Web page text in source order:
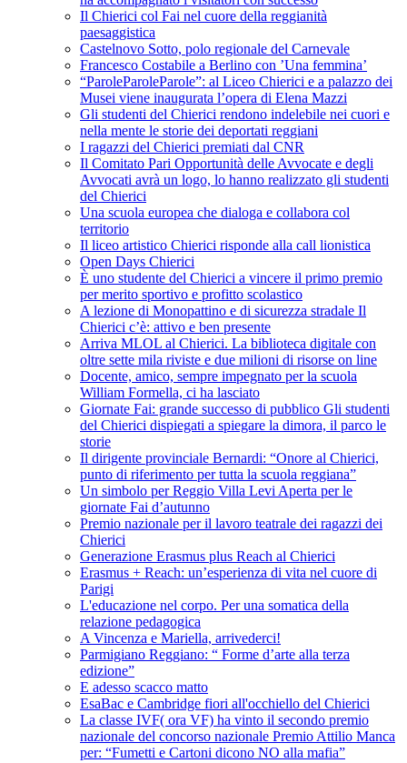
Il Chierici col Fai nel cuore della reggianità
paesaggistica
Castelnovo Sotto, polo regionale del Carnevale
Francesco Costabile a Berlino con ’Una femmina’
“ParoleParoleParole”: al Liceo Chierici e a palazzo dei
Musei viene inaugurata l’opera di Elena Mazzi
Gli studenti del Chierici rendono indelebile nei cuori e
nella mente le storie dei deportati reggiani
I ragazzi del Chierici premiati dal CNR
Il Comitato Pari Opportunità delle Avvocate e degli
Avvocati avrà un logo, lo hanno realizzato gli studenti
del Chierici
Una scuola europea che dialoga e collabora col
territorio
Il liceo artistico Chierici risponde alla call lionistica
Open Days Chierici
È uno studente del Chierici a vincere il primo premio
per merito sportivo e profitto scolastico
A lezione di Monopattino e di sicurezza stradale Il
Chierici c’è: attivo e ben presente
Arriva MLOL al Chierici. La biblioteca digitale con
oltre sette mila riviste e due milioni di risorse on line
Docente, amico, sempre impegnato per la scuola
William Formella, ci ha lasciato
Giornate Fai: grande successo di pubblico Gli studenti
del Chierici dispiegati a spiegare la dimora, il parco le
storie
Il dirigente provinciale Bernardi: “Onore al Chierici,
punto di riferimento per tutta la scuola reggiana”
Un simbolo per Reggio Villa Levi Aperta per le
giornate Fai d’autunno
Premio nazionale per il lavoro teatrale dei ragazzi dei
Chierici
Generazione Erasmus plus Reach al Chierici
Erasmus + Reach: un’esperienza di vita nel cuore di
Parigi
L'educazione nel corpo. Per una somatica della
relazione pedagogica
A Vincenza e Mariella, arrivederci!
Parmigiano Reggiano: “ Forme d’arte alla terza
edizione”
E adesso scacco matto
EsaBac e Cambridge fiori all'occhiello del Chierici
La classe IVF( ora VF) ha vinto il secondo premio
nazionale del concorso nazionale Premio Attilio Manca
per: “Fumetti e Cartoni dicono NO alla mafia”